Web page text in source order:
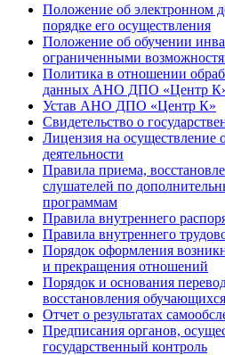
Положение об электронном
порядке его осуществления
Положение об обучении
ограниченными
Политика в отношении
данных АНО ДПО «Центр
Устав АНО ДПО «Центр К»
Свидетельство о
Лицензия на осуществление
деятельности
Правила приема,
слушателей по
программам
Правила внутреннего
Правила внутреннего
Порядок оформления
и прекращения отношений
Порядок и основания
восстановления обучающихся
Отчет о результатах
Предписания органов,
государственный контроль